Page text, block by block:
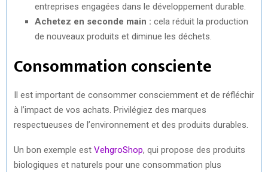
entreprises engagées dans le développement durable.
Achetez en seconde main : cela réduit la production
de nouveaux produits et diminue les déchets.
Consommation consciente
Il est important de consommer consciemment et de réfléchir
à l’impact de vos achats. Privilégiez des marques
respectueuses de l’environnement et des produits durables.
Un bon exemple est VehgroShop, qui propose des produits
biologiques et naturels pour une consommation plus